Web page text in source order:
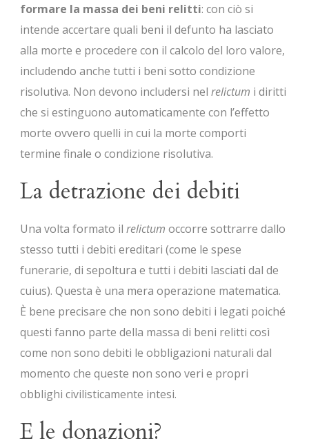
formare la massa dei beni relitti: con ciò si
intende accertare quali beni il defunto ha lasciato
alla morte e procedere con il calcolo del loro valore,
includendo anche tutti i beni sotto condizione
risolutiva. Non devono includersi nel relictum i diritti
che si estinguono automaticamente con l’effetto
morte ovvero quelli in cui la morte comporti
termine finale o condizione risolutiva.
La detrazione dei debiti
Una volta formato il relictum occorre sottrarre dallo
stesso tutti i debiti ereditari (come le spese
funerarie, di sepoltura e tutti i debiti lasciati dal de
cuius). Questa è una mera operazione matematica.
È bene precisare che non sono debiti i legati poiché
questi fanno parte della massa di beni relitti così
come non sono debiti le obbligazioni naturali dal
momento che queste non sono veri e propri
obblighi civilisticamente intesi.
E le donazioni?